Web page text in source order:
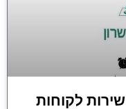
לקוחות